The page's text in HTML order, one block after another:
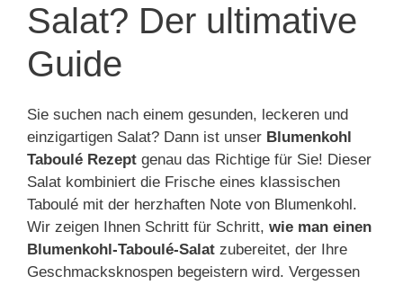
Salat? Der ultimative
Guide
Sie suchen nach einem gesunden, leckeren und
einzigartigen Salat? Dann ist unser Blumenkohl
Taboulé Rezept genau das Richtige für Sie! Dieser
Salat kombiniert die Frische eines klassischen
Taboulé mit der herzhaften Note von Blumenkohl.
Wir zeigen Ihnen Schritt für Schritt, wie man einen
Blumenkohl-Taboulé-Salat zubereitet, der Ihre
Geschmacksknospen begeistern wird. Vergessen